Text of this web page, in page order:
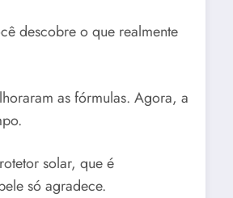
descobre o que realmente
as fórmulas. Agora, a
solar, que é
só agradece.